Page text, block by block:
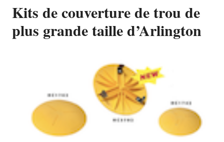
Kits de couverture de trou de
plus grande taille d’Arlington